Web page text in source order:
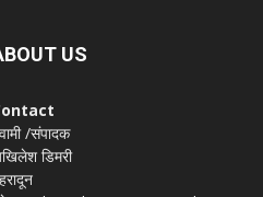
US
/संपादक
डिमरी